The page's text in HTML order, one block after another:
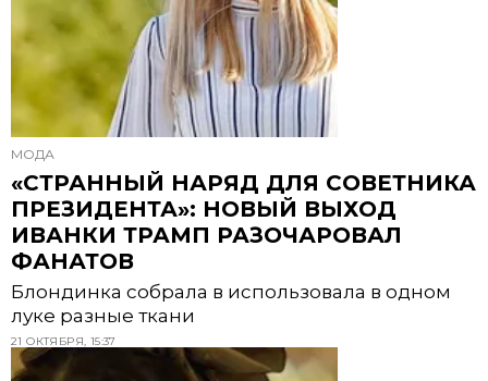
МОДА
«СТРАННЫЙ НАРЯД ДЛЯ СОВЕТНИКА
ПРЕЗИДЕНТА»: НОВЫЙ ВЫХОД
ИВАНКИ ТРАМП РАЗОЧАРОВАЛ
ФАНАТОВ
Блондинка собрала в использовала в одном
луке разные ткани
21 ОКТЯБРЯ, 15:37